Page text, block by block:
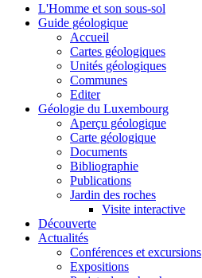
L'Homme et son sous-sol
Guide géologique
Accueil
Cartes géologiques
Unités géologiques
Communes
Editer
Géologie du Luxembourg
Aperçu géologique
Carte géologique
Documents
Bibliographie
Publications
Jardin des roches
Visite interactive
Découverte
Actualités
Conférences et excursions
Expositions